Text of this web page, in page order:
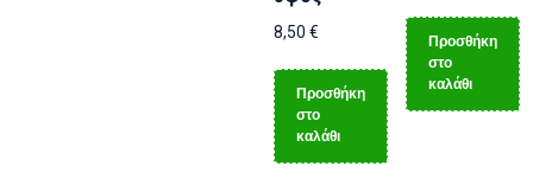
8,50 €
Προσθήκη
στο
καλάθι
Προσθήκη
στο
καλάθι